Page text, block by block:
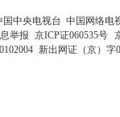
国中央电视台 中国网络电
举报 京ICP证060535号
新出网证（京）